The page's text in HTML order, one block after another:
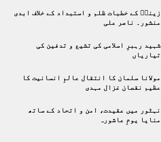
r
:
R
H
زینبؑ کے خطبات ظلم و استبداد کے خلاف ابدی
منشور۔ ناصر علی
شہید رہبرِ اسلامی کی تشیع و تدفین کی
تیاریاں
مولانا سلمان کا انتقال عالمِ انسانیت کا
عظیم نقصان غزال مہدی
نہٹور میں عقیدت، امن و اتحاد کے ساتھ
منایا یومِ عاشورہ